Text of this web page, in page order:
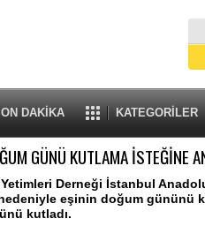
DAKİKA KATEGORİLER
GÜNÜ KUTLAMA İSTEĞİNE
Derneği İstanbul
eşinin doğum gününü
kutladı.